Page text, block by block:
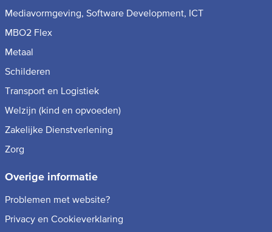
Mediavormgeving, Software Development, ICT
MBO2 Flex
Metaal
Schilderen
Transport en Logistiek
Welzijn (kind en opvoeden)
Zakelijke Dienstverlening
Zorg
Overige informatie
Problemen met website?
Privacy en Cookieverklaring